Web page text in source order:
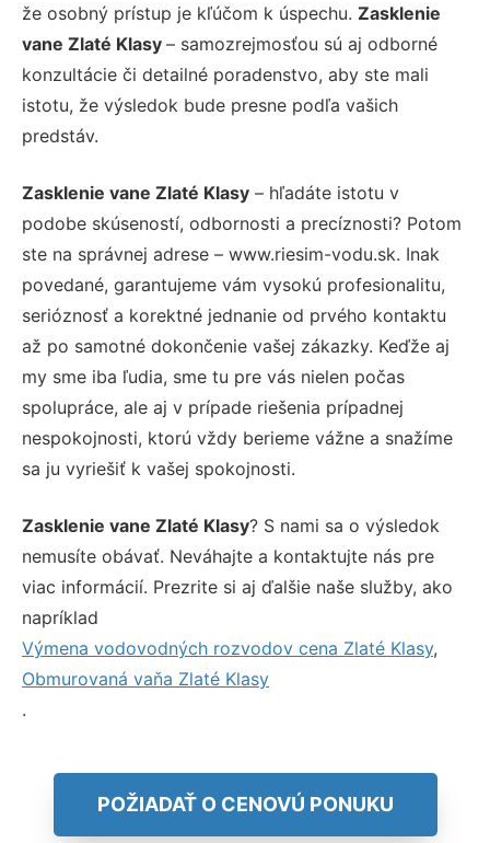
že osobný prístup je kľúčom k úspechu. Zasklenie
vane Zlaté Klasy – samozrejmosťou sú aj odborné
konzultácie či detailné poradenstvo, aby ste mali
istotu, že výsledok bude presne podľa vašich
predstáv.
Zasklenie vane Zlaté Klasy – hľadáte istotu v
podobe skúseností, odbornosti a precíznosti? Potom
ste na správnej adrese – www.riesim-vodu.sk. Inak
povedané, garantujeme vám vysokú profesionalitu,
serióznosť a korektné jednanie od prvého kontaktu
až po samotné dokončenie vašej zákazky. Keďže aj
my sme iba ľudia, sme tu pre vás nielen počas
spolupráce, ale aj v prípade riešenia prípadnej
nespokojnosti, ktorú vždy berieme vážne a snažíme
sa ju vyriešiť k vašej spokojnosti.
Zasklenie vane Zlaté Klasy? S nami sa o výsledok
nemusíte obávať. Neváhajte a kontaktujte nás pre
viac informácií. Prezrite si aj ďalšie naše služby, ako
napríklad
Výmena vodovodných rozvodov cena Zlaté Klasy,
Obmurovaná vaňa Zlaté Klasy
.
POŽIADAŤ O CENOVÚ PONUKU